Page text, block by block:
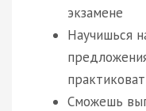
экзамене
Научишься
Сможешь